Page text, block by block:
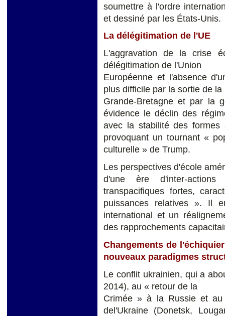
soumettre à l'ordre
et dessiné par les États-Unis.
La délégitimation de l'UE
L'aggravation de la crise
délégitimation de l'Union
Européenne et l'absence
plus difficile par la sortie de la
Grande-Bretagne et par la
évidence le déclin des
avec la stabilité des formes
provoquant un tournant «
culturelle » de Trump.
Les perspectives d'école
d'une ère d'inter-actions
transpacifiques fortes,
puissances relatives ». Il
international et un
des rapprochements
Changements de
nouveaux paradigmes
Le conflit ukrainien, qui a
2014), au « retour de la
Crimée » à la Russie et au
del'Ukraine (Donetsk,